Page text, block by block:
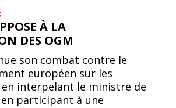
À LA
DES OGM
son combat contre le
européen sur les
en interpelant le ministre de
participant à une